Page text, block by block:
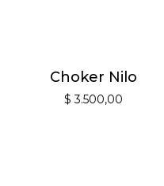
Choker Nilo
$ 3.500,00